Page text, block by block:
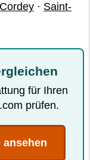
Cordey · Saint-
für Ihren
prüfen.